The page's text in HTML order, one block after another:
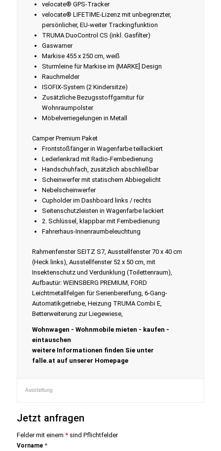
velocate® GPS-Tracker
velocate® LIFETIME-Lizenz mit unbegrenzter,
persönlicher, EU-weiter Trackingfunktion
TRUMA DuoControl CS (inkl. Gasfilter)
Gaswarner
Markise 455 x 250 cm, weiß
Sturmleine für Markise im {MARKE] Design
Rauchmelder
ISOFIX-System (2 Kindersitze)
Zusätzliche Bezugsstoffgarnitur für
Wohnraumpolster
Möbelverriegelungen in Metall
Camper Premium Paket
Frontstoßfänger in Wagenfarbe teillackiert
Lederlenkrad mit Radio-Fernbedienung
Handschuhfach, zusätzlich abschließbar
Scheinwerfer mit statischem Abbiegelicht
Nebelscheinwerfer
Cupholder im Dashboard links / rechts
Seitenschutzleisten in Wagenfarbe lackiert
2. Schlüssel, klappbar mit Fernbedienung
Fahrerhaus-Innenraumbeleuchtung
Rahmenfenster SEITZ S7, Ausstellfenster 70 x 40 cm
(Heck links), Ausstellfenster 52 x 50 cm, mit
Insektenschutz und Verdunklung (Toilettenraum),
Aufbautür: WEINSBERG PREMIUM, FORD
Leichtmetallfelgen für Serienbereifung, 6-Gang-
Automatikgetriebe, Heizung TRUMA Combi E,
Betterweiterung zur Liegewiese,
Wohnwagen - Wohnmobile mieten - kaufen -
eintauschen
weitere Informationen finden Sie unter
falle.at auf unserer Homepage​ ​​
Ausstattung
Jetzt anfragen
Felder mit einem *sind Pflichtfelder
Vorname *